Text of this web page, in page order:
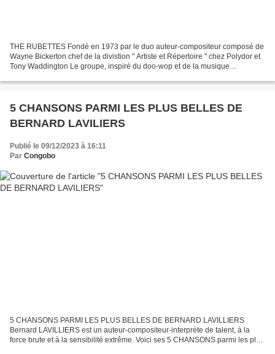
THE RUBETTES Fondé en 1973 par le duo auteur-compositeur composé de
Wayne Bickerton chef de la divistion " Artiste et Répertoire " chez Polydor et
Tony Waddington Le groupe, inspiré du doo-wop et de la musique
5 CHANSONS PARMI LES PLUS BELLES DE
BERNARD LAVILIERS
Publié le 09/12/2023 à 16:11
Par Congobo
5 CHANSONS PARMI LES PLUS BELLES DE BERNARD LAVILLIERS
Bernard LAVILLIERS est un auteur-compositeur-interprète de talent, à la
force brute et à la sensibilité extrême. Voici ses 5 CHANSONS parmi les plus